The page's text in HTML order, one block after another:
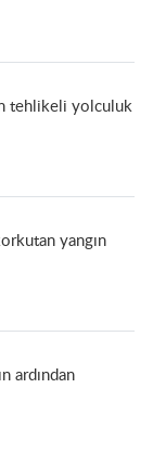
tehlikeli yolculuk
yangın
ardından